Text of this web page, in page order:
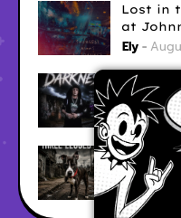
Lost in
at
Ely
5 Fires
Ely
Ely